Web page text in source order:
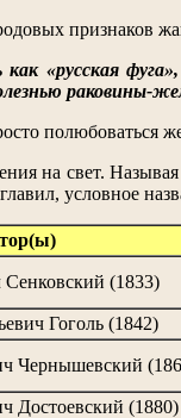
признаков
как «русская
раковины-
на свет.
условное
(1833)
Гоголь (1842)
Чернышевский
Достоевский (1880)